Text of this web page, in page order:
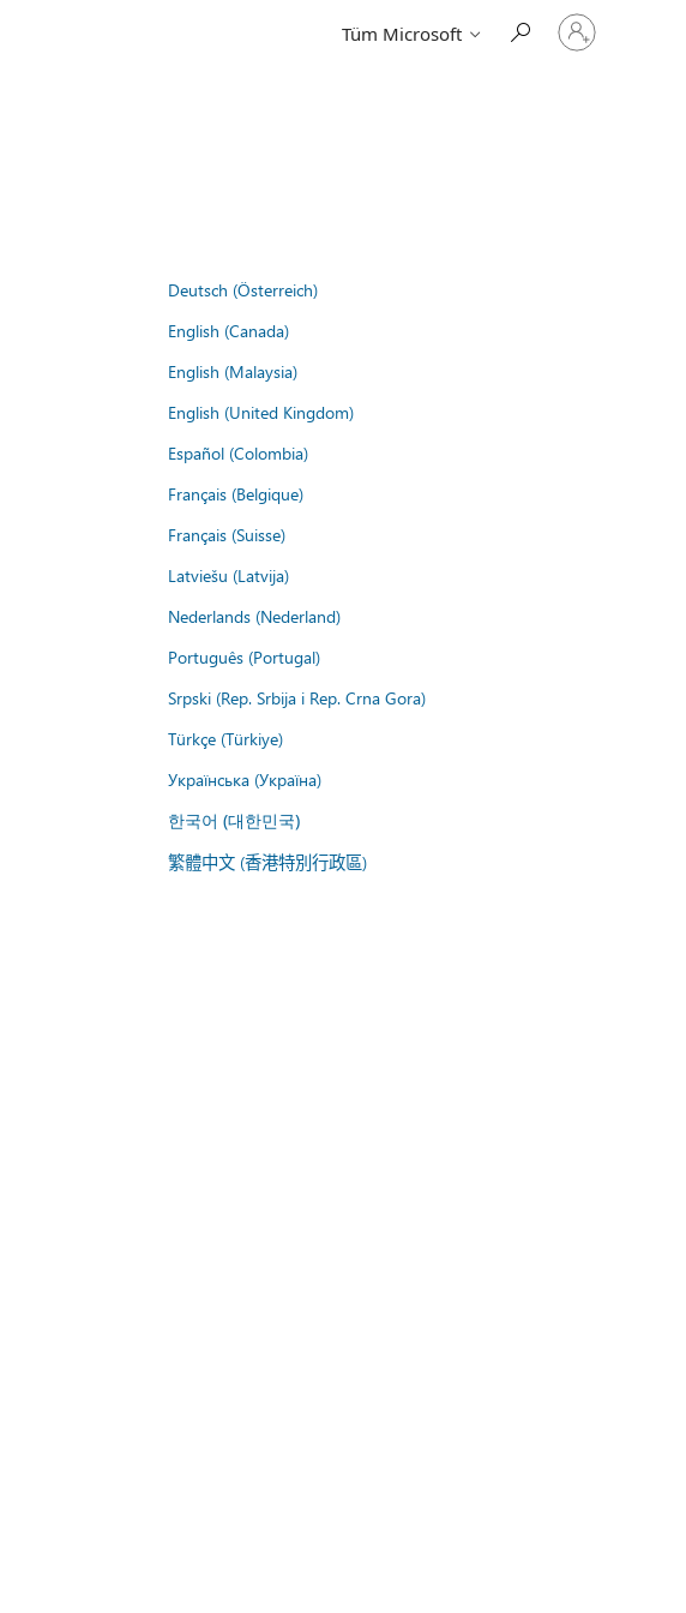
Tüm Microsoft
Hesabınızda
oturum
açın
Deutsch (Österreich)
English (Canada)
English (Malaysia)
English (United Kingdom)
Español (Colombia)
Français (Belgique)
Français (Suisse)
Latviešu (Latvija)
Nederlands (Nederland)
Português (Portugal)
Srpski (Rep. Srbija i Rep. Crna Gora)
Türkçe (Türkiye)
Українська (Україна)
한국어 (대한민국)
繁體中文 (香港特別行政區)